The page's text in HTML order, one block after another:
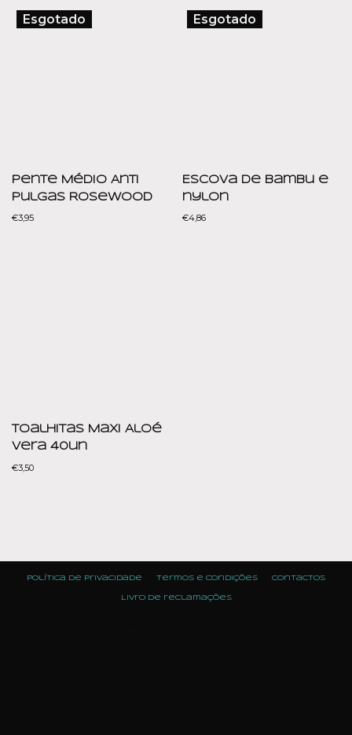
Esgotado
Pente Médio Anti
Pulgas Rosewood
€3,95
Esgotado
Escova de bambu e
nylon
€4,86
Toalhitas Maxi Aloé
Vera 40un
€3,50
Política de Privacidade Termos e condições Contactos
Livro de reclamações